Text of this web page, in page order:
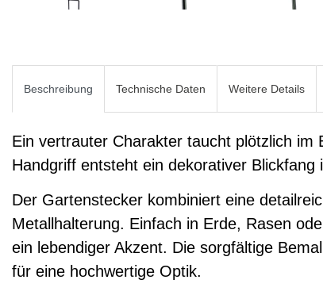
Beschreibung Technische Daten Weitere Details
Ein vertrauter Charakter taucht plötzlich im
Handgriff entsteht ein dekorativer
Der Gartenstecker kombiniert eine
Metallhalterung. Einfach in Erde, Rasen
ein lebendiger Akzent. Die sorgfältige
für eine hochwertige Optik.